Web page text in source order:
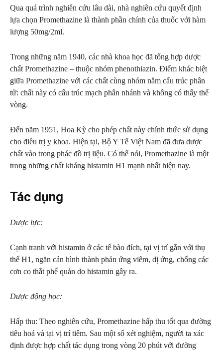
Qua quá trình nghiên cứu lâu dài, nhà nghiên cứu quyết định
lựa chọn Promethazine là thành phần chính của thuốc với hàm
lượng 50mg/2ml.
Trong những năm 1940, các nhà khoa học đã tổng hợp dược
chất Promethazine – thuộc nhóm phenothiazin. Điểm khác biệt
giữa Promethazine với các chất cùng nhóm nằm cấu trúc phân
tử: chất này có cấu trúc mạch phân nhánh và không có thấy thế
vòng.
Đến năm 1951, Hoa Kỳ cho phép chất này chính thức sử dụng
cho điều trị y khoa. Hiện tại, Bộ Y Tế Việt Nam đã đưa dược
chất vào trong phác đồ trị liệu. Có thể nói, Promethazine là một
trong những chất kháng histamin H1 mạnh nhất hiện nay.
Tác dụng
Dược lực:
Cạnh tranh với histamin ở các tế bào đích, tại vị trí gắn với thụ
thể H1, ngăn cản hình thành phản ứng viêm, dị ứng, chống các
cơn co thắt phế quản do histamin gây ra.
Dược động học:
Hấp thu: Theo nghiên cứu, Promethazine hấp thu tốt qua đường
tiêu hoá và tại vị trí tiêm. Sau một số xét nghiệm, người ta xác
định được hợp chất tác dụng trong vòng 20 phút với đường